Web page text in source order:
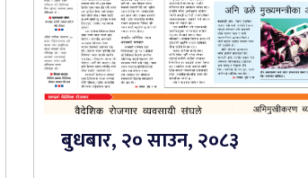
बुधबार, २० साउन, २०८३